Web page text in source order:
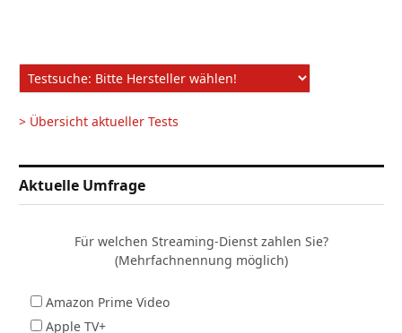
> Übersicht aktueller Tests
Aktuelle Umfrage
Für welchen Streaming-Dienst zahlen Sie?
(Mehrfachnennung möglich)
Amazon Prime Video
Apple TV+